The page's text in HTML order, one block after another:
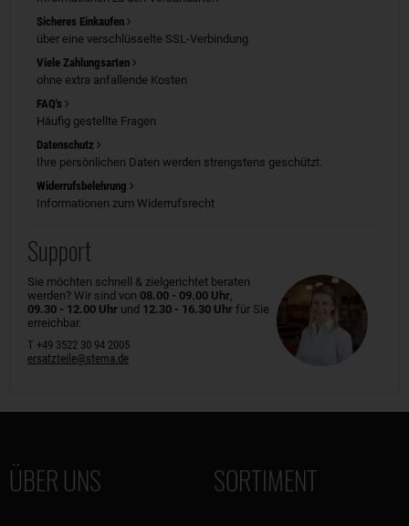
Sicheres Einkaufen
über eine verschlüsselte SSL-Verbindung
Viele Zahlungsarten
ohne extra anfallende Kosten
FAQ's
Häufig gestellte Fragen
Datenschutz
Ihre persönlichen Daten werden strengstens geschützt.
Widerrufsbelehrung
Informationen zum Widerrufsrecht
Support
Sie möchten schnell & zielgerichtet beraten
werden? Wir sind von 08.00 - 09.00 Uhr,
09.30 - 12.00 Uhr und 12.30 - 16.30 Uhr für Sie
erreichbar.
T +49 3522 30 94 2005
ersatzteile@stema.de
ÜBER UNS SORTIMENT